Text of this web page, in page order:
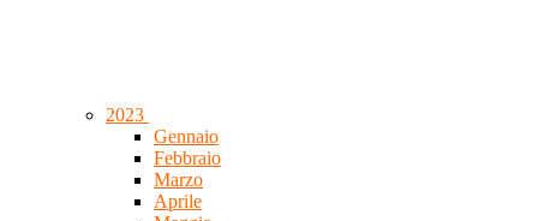
2023
Gennaio
Febbraio
Marzo
Aprile